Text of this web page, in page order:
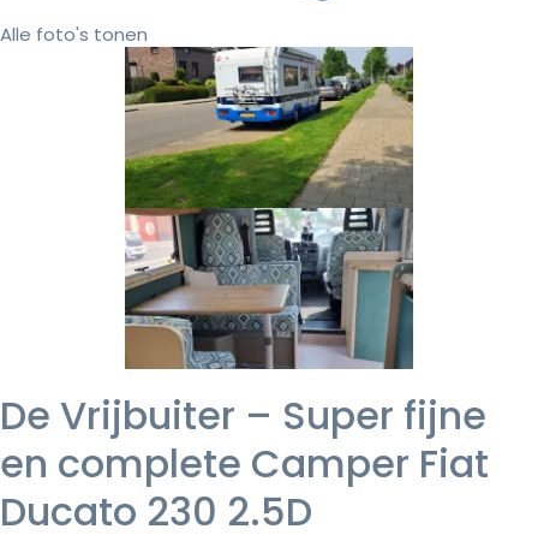
Alle foto's tonen
De Vrijbuiter – Super fijne
en complete Camper Fiat
Ducato 230 2.5D